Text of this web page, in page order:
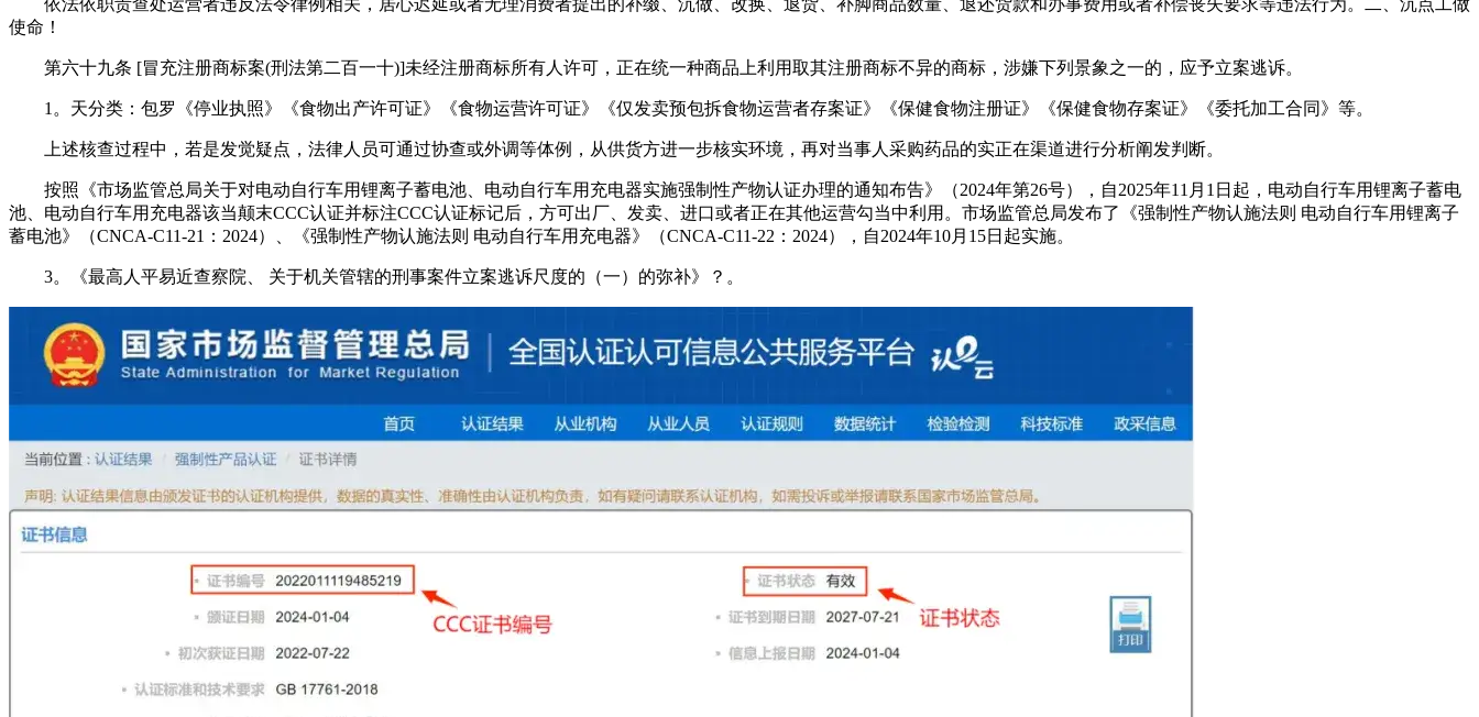
使命！
第六十九条 [冒充注册商标案(刑法第二百一十)]未经注册商标所有人许可，正在统一种商品上利用取其注册商标不异的商标，涉嫌下列景象之一的，应予立案逃诉。
1。天分类：包罗《停业执照》《食物出产许可证》《食物运营许可证》《仅发卖预包拆食物运营者存案证》《保健食物注册证》《保健食物存案证》《委托加工合同》等。
上述核查过程中，若是发觉疑点，法律人员可通过协查或外调等体例，从供货方进一步核实环境，再对当事人采购药品的实正在渠道进行分析阐发判断。
按照《市场监管总局关于对电动自行车用锂离子蓄电池、电动自行车用充电器实施强制性产物认证办理的通知布告》（2024年第26号），自2025年11月1日起，电动自行车用锂离子蓄电
池、电动自行车用充电器该当颠末CCC认证并标注CCC认证标记后，方可出厂、发卖、进口或者正在其他运营勾当中利用。市场监管总局发布了《强制性产物认施法则 电动自行车用锂离子
蓄电池》（CNCA-C11-21：2024）、《强制性产物认施法则 电动自行车用充电器》（CNCA-C11-22：2024），自2024年10月15日起实施。
3。《最高人平易近查察院、 关于机关管辖的刑事案件立案逃诉尺度的（一）的弥补》？。